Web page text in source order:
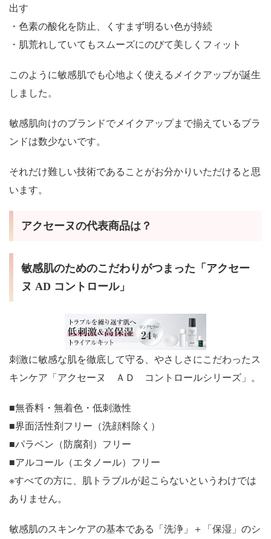
出す
・色素の酸化を防止、くすまず明るい色が持続
・肌荒れしていてもスムーズにのびて美しくフィット
このように敏感肌でも心地よく使えるメイクアップが誕生
しました。
敏感肌向けのブランドでメイクアップまで揃えているブラ
ンドは数少ないです。
それだけ難しい技術であることがお分かりいただけると思
います。
アクセーヌの代表商品は？
敏感肌のためのこだわりがつまった「アクセー
ヌ AD コントロール」
刺激に敏感な肌を徹底して守る、やさしさにこだわったス
キンケア「アクセーヌ ＡＤ コントロールシリーズ」。
■無香料・無着色・低刺激性
■界面活性剤フリー（洗顔料除く）
■パラベン（防腐剤）フリー
■アルコール（エタノール）フリー
※すべての方に、肌トラブルが起こらないというわけでは
ありません。
敏感肌のスキンケアの基本である「洗浄」＋「保湿」のシ